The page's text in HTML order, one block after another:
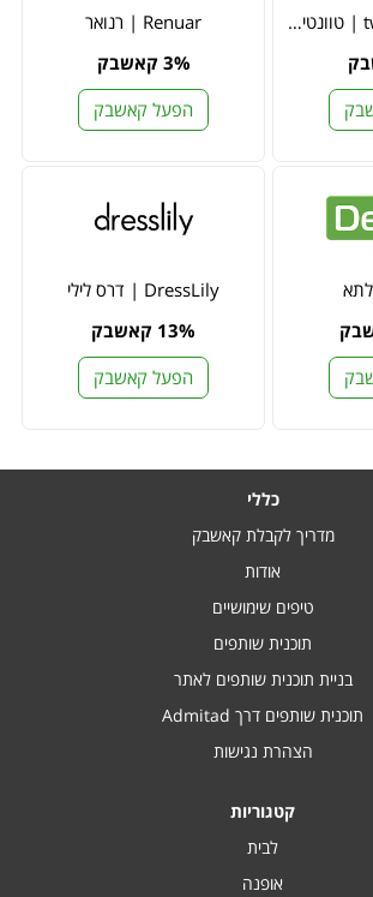
twentyfourseven | טוונטי פור סבן
Renuar | רנואר
3% קאשבק
הפעל קאשבק
DressLily | דרס לילי
13% קאשבק
הפעל קאשבק
כללי
מדריך לקבלת קאשבק
אודות
טיפים שימושיים
תוכנית שותפים
בניית תוכנית שותפים לאתר
תוכנית שותפים דרך Admitad
הצהרת נגישות
קטגוריות
לבית
אופנה